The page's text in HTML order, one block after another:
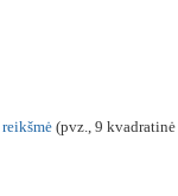
reikšmė (pvz., 9 kvadratinė